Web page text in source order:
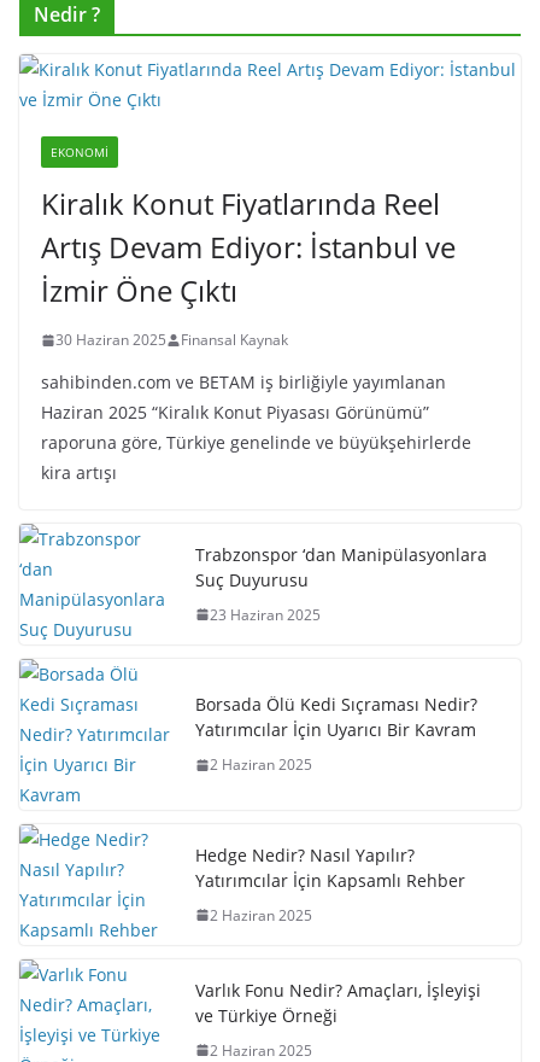
Nedir ?
EKONOMI
Kiralık Konut Fiyatlarında Reel
Artış Devam Ediyor: İstanbul ve
İzmir Öne Çıktı
30 Haziran 2025 Finansal Kaynak
sahibinden.com ve BETAM iş birliğiyle yayımlanan
Haziran 2025 “Kiralık Konut Piyasası Görünümü”
raporuna göre, Türkiye genelinde ve büyükşehirlerde
kira artışı
Trabzonspor ‘dan Manipülasyonlara
Suç Duyurusu
23 Haziran 2025
Borsada Ölü Kedi Sıçraması Nedir?
Yatırımcılar İçin Uyarıcı Bir Kavram
2 Haziran 2025
Hedge Nedir? Nasıl Yapılır?
Yatırımcılar İçin Kapsamlı Rehber
2 Haziran 2025
Varlık Fonu Nedir? Amaçları, İşleyişi
ve Türkiye Örneği
2 Haziran 2025